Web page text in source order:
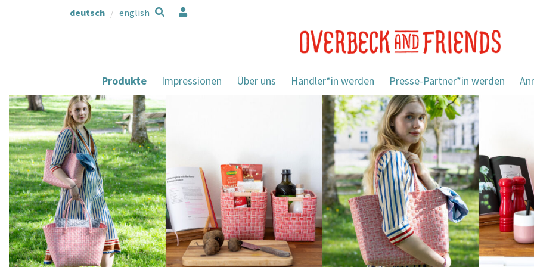
deutsch english
Produkte Impressionen Über uns Händler*in werden Presse-Partner*in werden